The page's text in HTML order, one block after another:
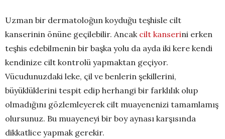
Uzman bir dermatoloğun koyduğu teşhisle cilt
kanserinin önüne geçilebilir. Ancak cilt kanserini erken
teşhis edebilmenin bir başka yolu da ayda iki kere kendi
kendinize cilt kontrolü yapmaktan geçiyor.
Vücudunuzdaki leke, çil ve benlerin şekillerini,
büyüklüklerini tespit edip herhangi bir farklılık olup
olmadığını gözlemleyerek cilt muayenenizi tamamlamış
olursunuz. Bu muayeneyi bir boy aynası karşısında
dikkatlice yapmak gerekir.